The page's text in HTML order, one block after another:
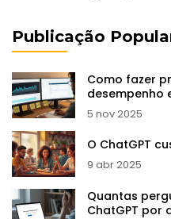
Publicação
Como fazer
desempenho
otimização
5 nov 2025
O ChatGPT
9 abr 2025
Quantas
ChatGPT por